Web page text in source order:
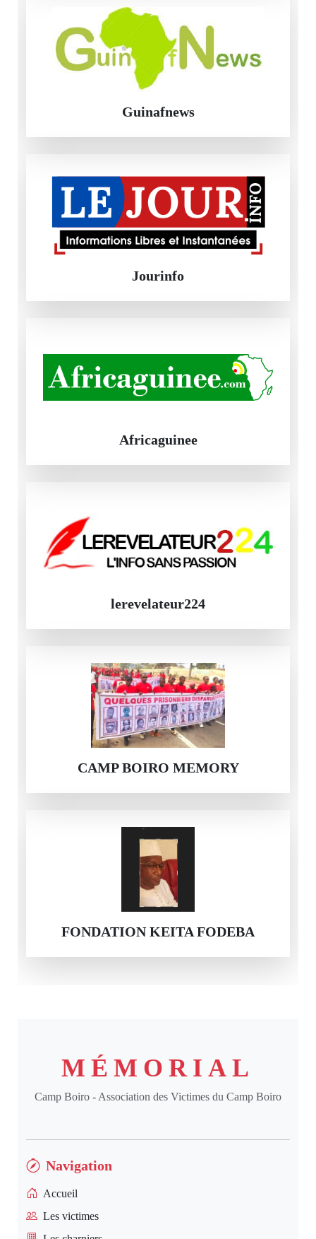
Guinafnews
Jourinfo
Africaguinee
lerevelateur224
CAMP BOIRO MEMORY
FONDATION KEITA FODEBA
MÉMORIAL
Camp Boiro - Association des Victimes du Camp Boiro
Navigation
Accueil
Les victimes